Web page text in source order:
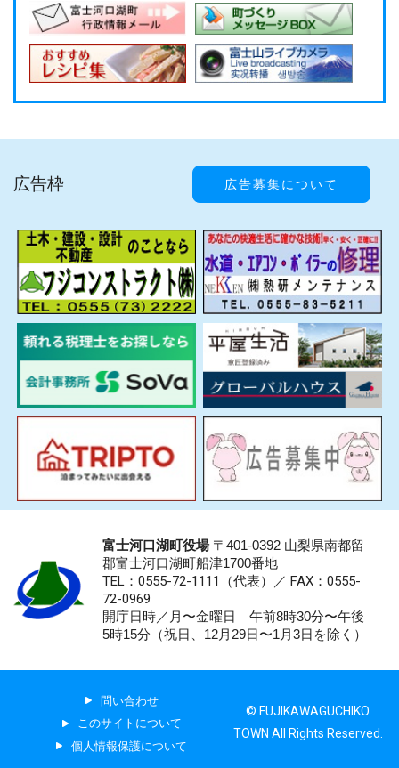
広告枠 広告募集について
富士河口湖町役場〒401-0392 山梨県南都留
郡富士河口湖町船津1700番地
TEL：0555-72-1111 （代表）／ FAX：0555-
72-0969
開庁日時／月〜金曜日 午前8時30分〜午後
5時15分（祝日、12月29日〜1月3日を除く）
問い合わせ
このサイトについて
個人情報保護について
© FUJIKAWAGUCHIKO
TOWN All Rights Reserved.